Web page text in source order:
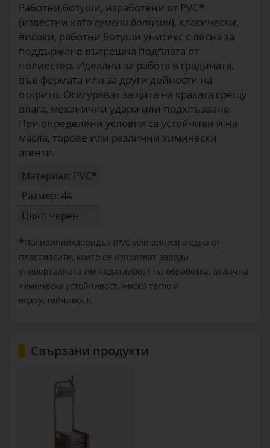
Работни ботуши, изработени от PVC*
(известни като гумени ботуши), класически,
високи, работни ботуши унисекс с лесна за
поддържане вътрешна подплата от
полиестер. Идеални за работа в градината,
във фермата или за други дейности на
открито. Осигуряват защита на краката срещу
влага, механични удари или подхлъзване.
При определени условия са устойчиви и на
масла, торове или различни химически
агенти.
Материал: PVC*
Размер: 44
Цвят: черен
*Поливинилхлоридът (PVC или винил) е една от
пластмасите, които се използват заради
универсалната им податливост на обработка, отлична
химическа устойчивост, ниско тегло и
водоустойчивост.
Свързани продукти